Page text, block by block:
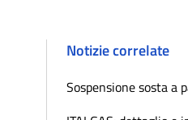
Notizie correlate
Sospensione sosta a